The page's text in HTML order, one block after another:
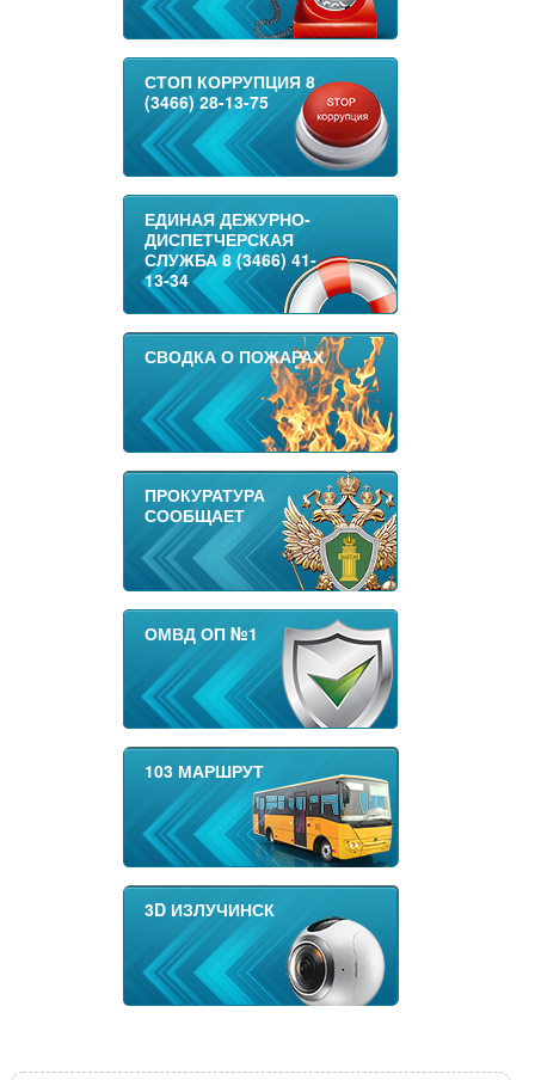
СТОП КОРРУПЦИЯ 8
(3466) 28-13-75
ЕДИНАЯ ДЕЖУРНО-
ДИСПЕТЧЕРСКАЯ
СЛУЖБА 8 (3466) 41-
13-34
СВОДКА О ПОЖАРАХ
ПРОКУРАТУРА
СООБЩАЕТ
ОМВД ОП №1
103 МАРШРУТ
3D ИЗЛУЧИНСК